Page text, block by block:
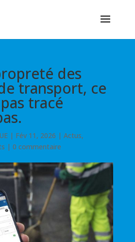
des
transport, ce
tracé
| Fév 11, 2026 | Actus,
| 0 commentaire